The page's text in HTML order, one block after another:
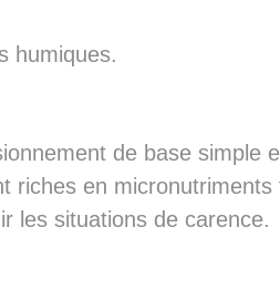
humiques.
de base simple
riches en micronutriments
les situations de carence.